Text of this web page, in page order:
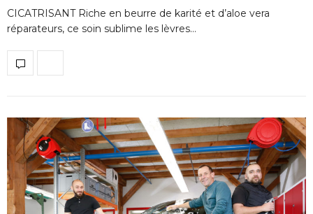
CICATRISANT Riche en beurre de karité et d’aloe vera
réparateurs, ce soin sublime les lèvres…